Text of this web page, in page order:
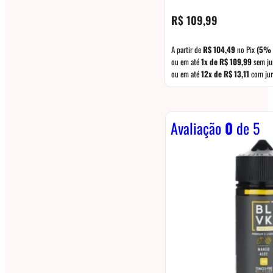
R$109,99
A partir deR$104,49no Pix(5%
ou em até1x deR$109,99sem
ou em até12x deR$13,11 com
Avaliação0 de 5